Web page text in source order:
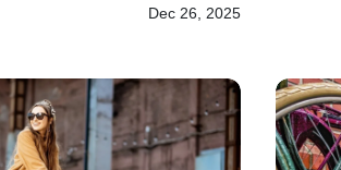
Dec 26, 2025